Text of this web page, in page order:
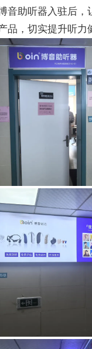
音助听器入驻后，
品，切实提升听力